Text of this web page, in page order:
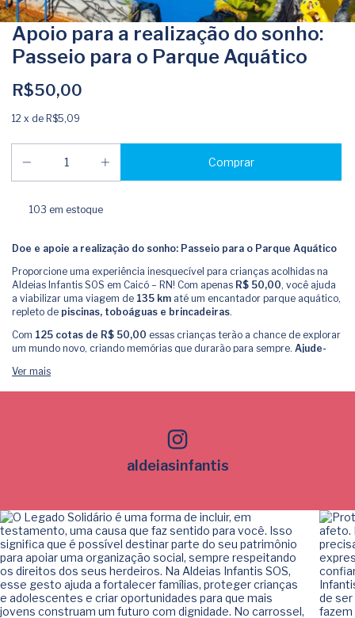
Apoio para a realização do sonho:
Passeio para o Parque Aquático
R$50,00
12 x de R$5,09
103 em estoque
Doe e apoie a realização do sonho: Passeio para o Parque Aquático
Proporcione uma experiência inesquecível para crianças acolhidas na
Aldeias Infantis SOS em Caicó – RN! Com apenas R$ 50,00, você ajuda
a viabilizar uma viagem de 135 km até um encantador parque aquático,
repleto de piscinas, toboáguas e brincadeiras.
Com 125 cotas de R$ 50,00 essas crianças terão a chance de explorar
um mundo novo, criando memórias que durarão para sempre. Ajude-
Ver mais
aldeiasinfantis